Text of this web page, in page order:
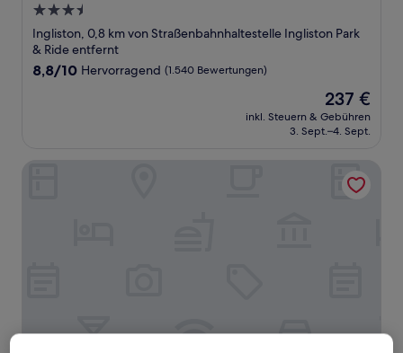
3.5-
Sterne-
Unterkunft
Ingliston, 0,8 km von Straßenbahnhaltestelle Ingliston Park
& Ride entfernt
8.8
8,8/10 Hervorragend (1.540 Bewertungen)
Der
Preis
beträgt
237 €
inkl. Steuern & Gebühren
3. Sept.–4. Sept.